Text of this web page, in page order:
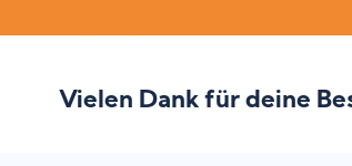
Vielen Dank für deine